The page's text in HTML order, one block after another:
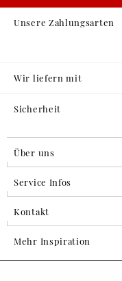
Unsere Zahlungsarten
Wir liefern mit
Sicherheit
Über uns
Service Infos
Kontakt
Mehr Inspiration